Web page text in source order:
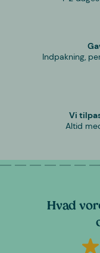
Indpakning,
Vi
Altid
Hvad